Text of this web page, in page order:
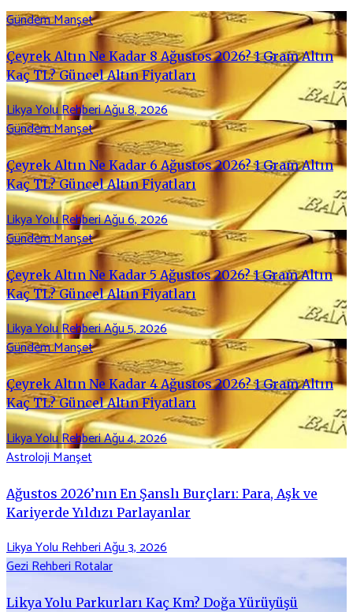
GündemManşet
Çeyrek Altın Ne Kadar 8 Ağustos 2026? 1 Gram Altın
Kaç TL? Güncel Altın Fiyatları
Likya Yolu RehberiAğu 8, 2026
GündemManşet
Çeyrek Altın Ne Kadar 6 Ağustos 2026? 1 Gram Altın
Kaç TL? Güncel Altın Fiyatları
Likya Yolu RehberiAğu 6, 2026
GündemManşet
Çeyrek Altın Ne Kadar 5 Ağustos 2026? 1 Gram Altın
Kaç TL? Güncel Altın Fiyatları
Likya Yolu RehberiAğu 5, 2026
GündemManşet
Çeyrek Altın Ne Kadar 4 Ağustos 2026? 1 Gram Altın
Kaç TL? Güncel Altın Fiyatları
Likya Yolu RehberiAğu 4, 2026
AstrolojiManşet
Ağustos 2026’nın En Şanslı Burçları: Para, Aşk ve
Kariyerde Yıldızı Parlayanlar
Likya Yolu RehberiAğu 3, 2026
Gezi RehberiRotalar
Likya Yolu Parkurları Kaç Km? Doğa Yürüyüşü